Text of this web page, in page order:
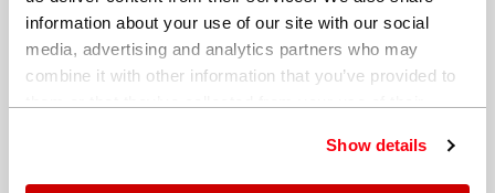
information about your use of our site with our social
media, advertising and analytics partners who may
combine it with other information that you’ve provided to
Show details
der weltweiten Suche nach Metallen über
spezifische chemische Zusammensetzungen oder
gewünschte Güte anbieten können,